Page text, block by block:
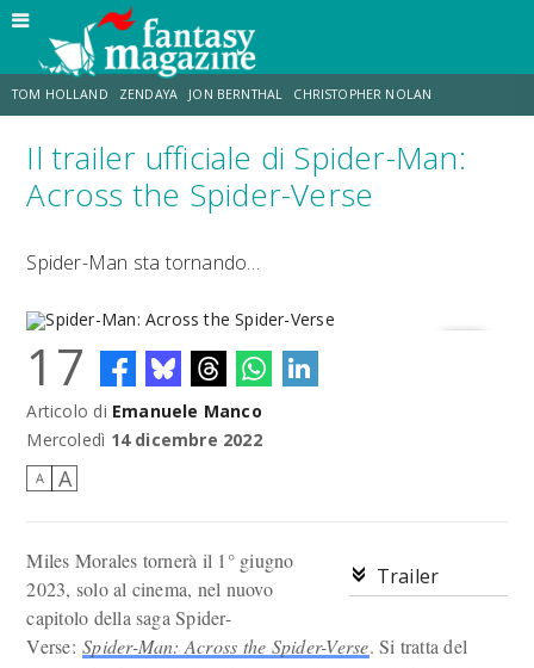
TOM HOLLAND ZENDAYA JON BERNTHAL CHRISTOPHER NOLAN
STRANIMONDI LUCCA COMICS & GAMES ODISSEA JACOB BATALON
Il trailer ufficiale di Spider-Man:
Across the Spider-Verse
Spider-Man sta tornando…
Spider-Man: Across the Spider-Verse
17
Articolo di Emanuele Manco
Mercoledì 14 dicembre 2022
A A
Trailer
Miles Morales tornerà il 1° giugno
2023, solo al cinema, nel nuovo
capitolo della saga Spider-
Verse:Spider-Man: Across the Spider-Verse. Si tratta del